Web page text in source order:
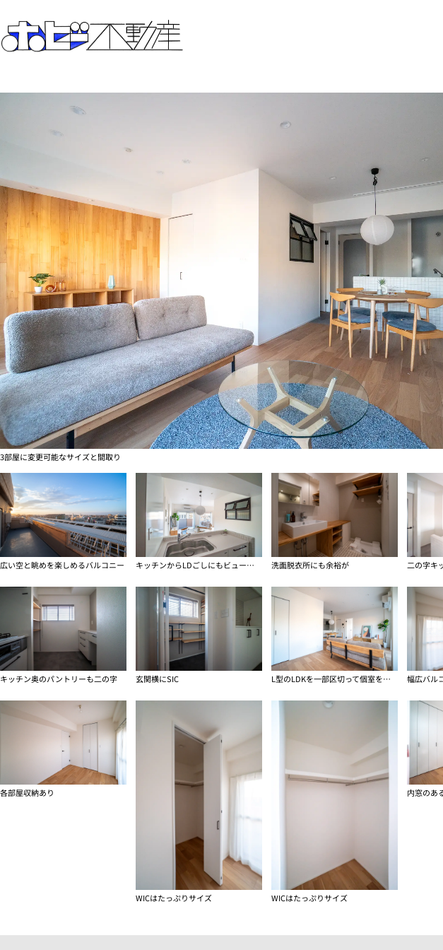
3部屋に変更可能なサイズと間取り
広い空と眺めを楽しめるバルコニー キッチンからLDごしにもビューがある開放感 洗面脱衣所にも余裕が 二の字キ
キッチン奥のパントリーも二の字 玄関横にSIC L型のLDKを一部区切って個室を作れるオプションつき
各部屋収納あり
WICはたっぷりサイズ WICはたっぷりサイズ
内窓のあ